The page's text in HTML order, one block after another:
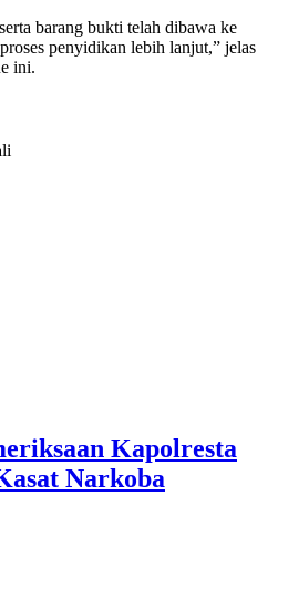
barang bukti telah dibawa ke
penyidikan lebih lanjut,” jelas
ini.
Kapolresta
Narkoba